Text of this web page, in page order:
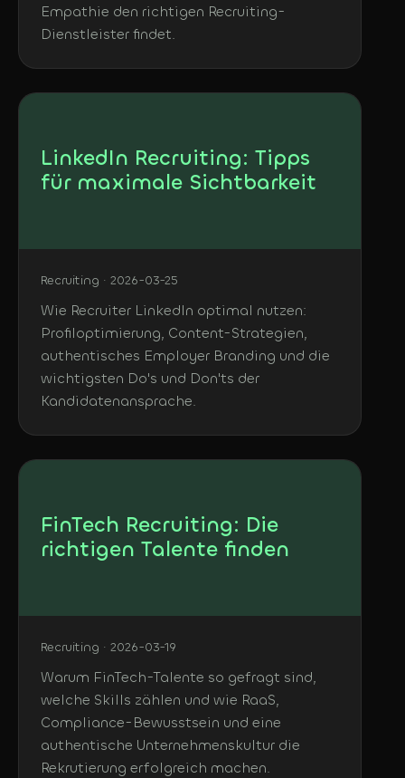
Empathie den richtigen Recruiting-
Dienstleister findet.
LinkedIn Recruiting: Tipps
für maximale Sichtbarkeit
Recruiting · 2026-03-25
Wie Recruiter LinkedIn optimal nutzen:
Profiloptimierung, Content-Strategien,
authentisches Employer Branding und die
wichtigsten Do's und Don'ts der
Kandidatenansprache.
FinTech Recruiting: Die
richtigen Talente finden
Recruiting · 2026-03-19
Warum FinTech-Talente so gefragt sind,
welche Skills zählen und wie RaaS,
Compliance-Bewusstsein und eine
authentische Unternehmenskultur die
Rekrutierung erfolgreich machen.